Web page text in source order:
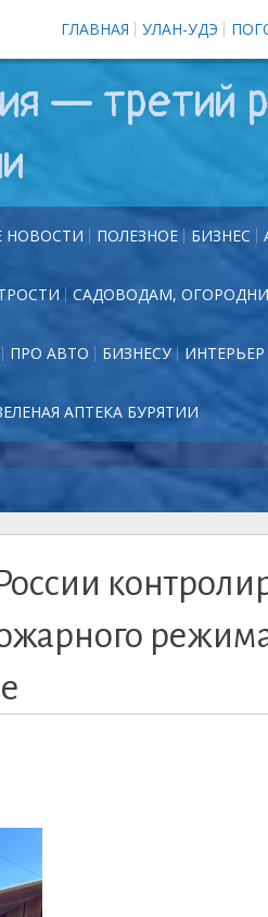
ГЛАВНАЯ УЛАН-УДЭ
— третий
НОВОСТИ ПОЛЕЗНОЕ БИЗНЕС
САДОВОДАМ,
ПРО АВТО БИЗНЕСУ
АПТЕКА БУРЯТИИ